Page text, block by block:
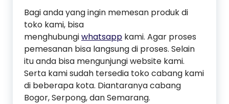
Bagi anda yang ingin memesan produk di
toko kami, bisa
menghubungiwhatsapp kami. Agar proses
pemesanan bisa langsung di proses. Selain
itu anda bisa mengunjungi website kami.
Serta kami sudah tersedia toko cabang kami
di beberapa kota. Diantaranya cabang
Bogor, Serpong, dan Semarang.